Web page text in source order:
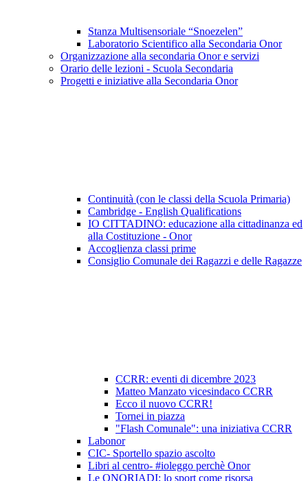
Stanza Multisensoriale “Snoezelen”
Laboratorio Scientifico alla Secondaria Onor
Organizzazione alla secondaria Onor e servizi
Orario delle lezioni - Scuola Secondaria
Progetti e iniziative alla Secondaria Onor
Continuità (con le classi della Scuola Primaria)
Cambridge - English Qualifications
IO CITTADINO: educazione alla cittadinanza ed
alla Costituzione - Onor
Accoglienza classi prime
Consiglio Comunale dei Ragazzi e delle Ragazze
CCRR: eventi di dicembre 2023
Matteo Manzato vicesindaco CCRR
Ecco il nuovo CCRR!
Tornei in piazza
"Flash Comunale": una iniziativa CCRR
Labonor
CIC- Sportello spazio ascolto
Libri al centro- #ioleggo perchè Onor
Le ONORIADI: lo sport come risorsa